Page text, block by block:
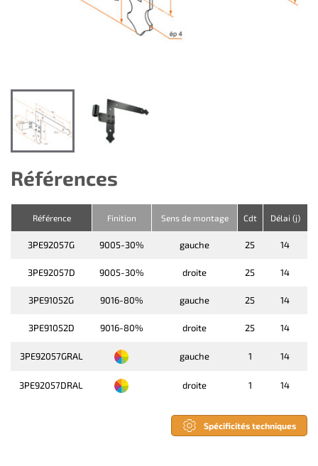
Références
Référence Finition Sens de montage Cdt Délai (j)
3PE92057G 9005-30% gauche 25 14
3PE92057D 9005-30% droite 25 14
3PE91052G 9016-80% gauche 25 14
3PE91052D 9016-80% droite 25 14
3PE92057GRAL gauche 1 14
3PE92057DRAL droite 1 14
Spécificités techniques